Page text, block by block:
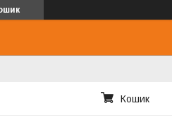
Кошик